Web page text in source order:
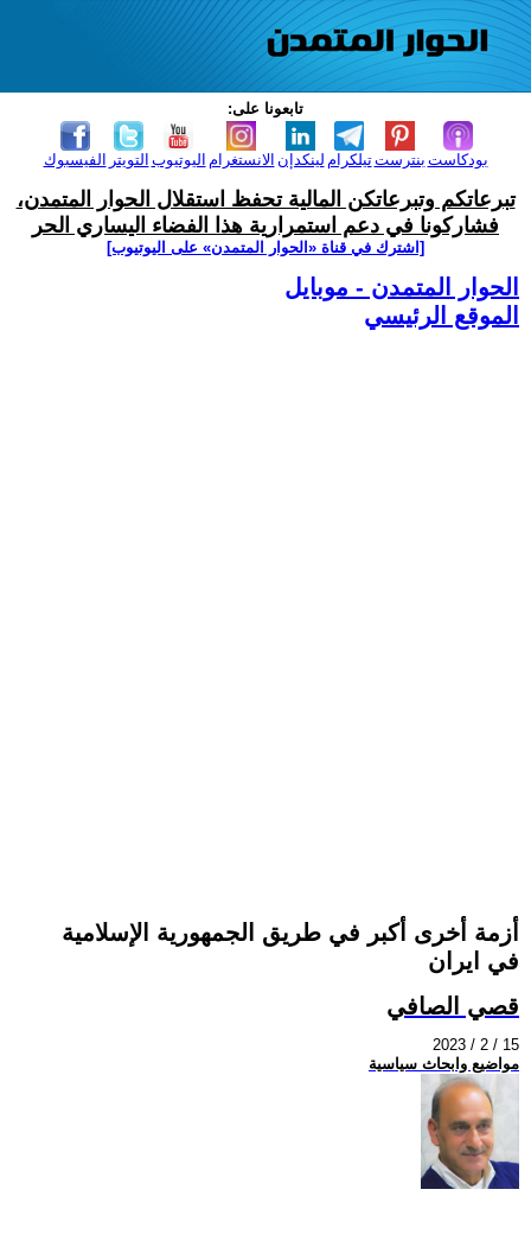
تابعونا على:
الفيسبوك التويتر اليوتيوب الانستغرام لينكدإن تيلكرامبنترست بودكاست
تبرعاتكم وتبرعاتكن المالية تحفظ استقلال الحوار المتمدن،
فشاركونا في دعم استمرارية هذا الفضاء اليساري الحر
[اشترك في قناة ‫«الحوار المتمدن» على اليوتيوب]
الحوار المتمدن - موبايل
الموقع الرئيسي
أزمة أخرى أكبر في طريق الجمهورية الإسلامية
في ايران
قصي الصافي
2023 / 2 / 15
مواضيع وابحاث سياسية